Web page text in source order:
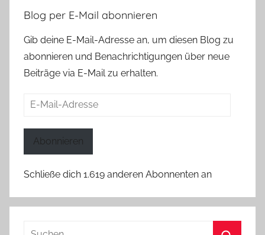
Blog per E-Mail abonnieren
Gib deine E-Mail-Adresse an, um diesen Blog zu
abonnieren und Benachrichtigungen über neue
Beiträge via E-Mail zu erhalten.
E-
Abonnieren
Schließe dich 1.619 anderen Abonnenten an
Suchen